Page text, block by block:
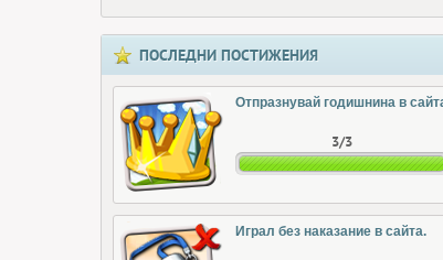
ПОСЛЕДНИ ПОСТИЖЕНИЯ
Отпразнувай годишнина в
3/3
Играл без наказание в сайта.